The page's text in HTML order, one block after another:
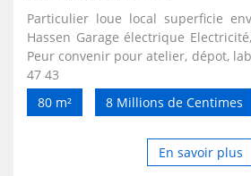
Particulier loue local superficie
Hassen Garage électrique
Peur convenir pour atelier, dépot,
47 43
80 m²
8 Millions de Centimes
En savoir plus